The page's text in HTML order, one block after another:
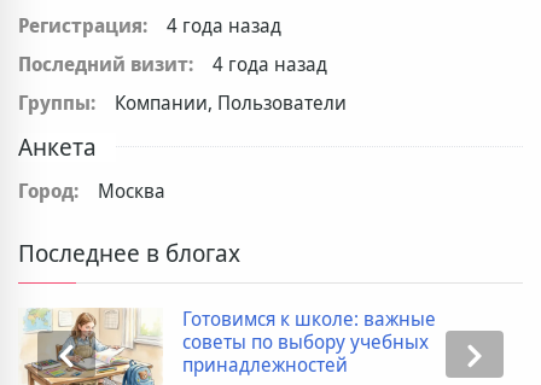
Регистрация:
4 года назад
Последний визит:
4 года назад
Группы:
Компании, Пользователи
Анкета
Город: Москва
Последнее в блогах
Готовимся к школе: важные
советы по выбору учебных
принадлежностей